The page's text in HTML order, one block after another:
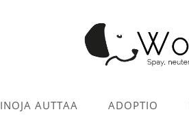
AUTTAA ADOPTIO